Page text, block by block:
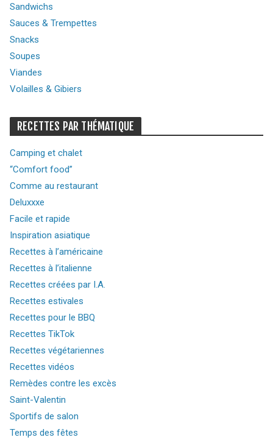
Sandwichs
Sauces & Trempettes
Snacks
Soupes
Viandes
Volailles & Gibiers
RECETTES PAR THÉMATIQUE
Camping et chalet
“Comfort food”
Comme au restaurant
Deluxxxe
Facile et rapide
Inspiration asiatique
Recettes à l’américaine
Recettes à l’italienne
Recettes créées par I.A.
Recettes estivales
Recettes pour le BBQ
Recettes TikTok
Recettes végétariennes
Recettes vidéos
Remèdes contre les excès
Saint-Valentin
Sportifs de salon
Temps des fêtes